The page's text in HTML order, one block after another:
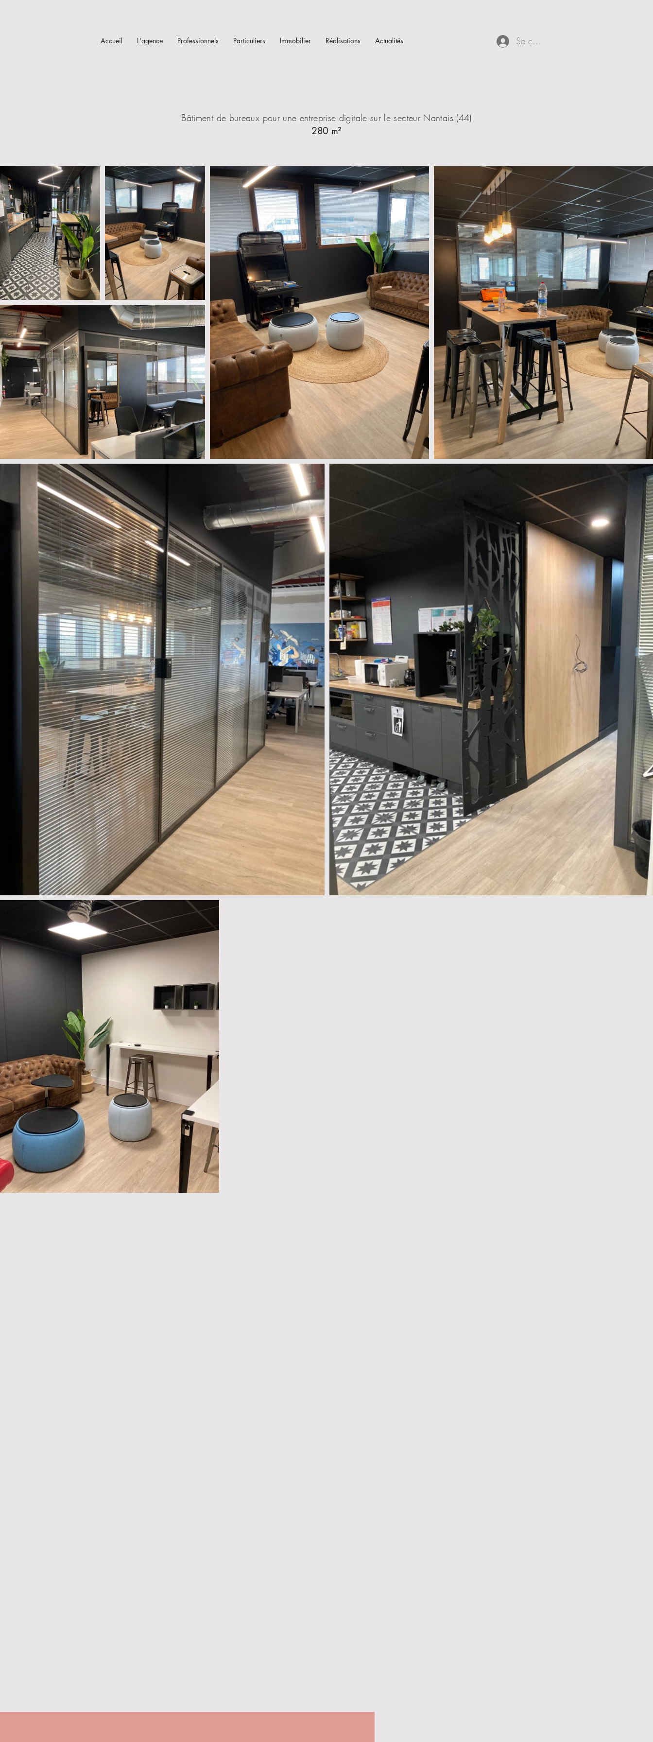
Accueil L'agence Professionnels Particuliers Immobilier Réalisations Actualités Se connecter
Bâtiment de bureaux pour une entreprise digitale sur le secteur Nantais (44)
280 m²